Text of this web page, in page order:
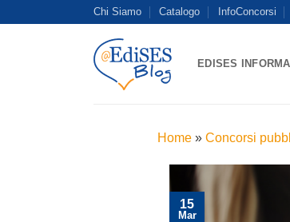
Chi Siamo Catalogo InfoConcorsi
EDISES INFORMA
Home » Concorsi
15
Mar